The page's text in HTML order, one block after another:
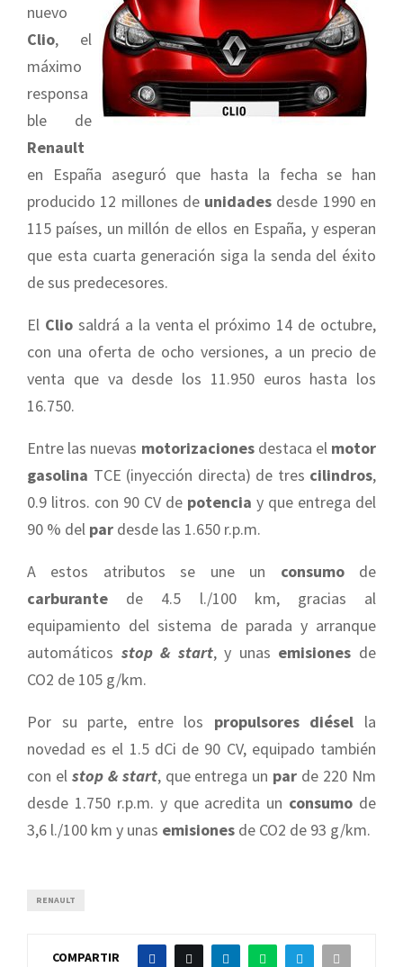
nuevo
Clio, el
máximo
responsa
ble de
Renault
en España aseguró que hasta la fecha se han
producido 12 millones de unidades desde 1990 en
115 países, un millón de ellos en España, y esperan
que esta cuarta generación siga la senda del éxito
de sus predecesores.
El Cliosaldrá a la venta el próximo 14 de octubre,
con una oferta de ocho versiones, a un precio de
venta que va desde los 11.950 euros hasta los
16.750.
Entre las nuevas motorizacionesdestaca el motor
gasolina TCE (inyección directa) de tres cilindros,
0.9 litros. con 90 CV de potencia y que entrega del
90 % del par desde las 1.650 r.p.m.
A estos atributos se une un consumode
carburante de 4.5 l./100 km, gracias al
equipamiento del sistema de parada y arranque
automáticos stop & start, y unas emisiones de
CO2 de 105 g/km.
Por su parte, entre los propulsores diésel la
novedad es el 1.5 dCi de 90 CV, equipado también
con el stop & start, que entrega un par de 220 Nm
desde 1.750 r.p.m. y que acredita un consumo de
3,6 l./100 km y unas emisiones de CO2 de 93 g/km.
RENAULT
COMPARTIR